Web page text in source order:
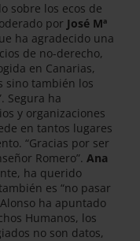
sobre los ecos de
por José Mª
ha agradecido una
de no-derecho,
en Canarias,
sino también los
Segura ha
y organizaciones
en tantos lugares
“Gracias por ser
Romero”. Ana
ha querido
es “no pasar
ha apuntado
Humanos, los
no son datos,